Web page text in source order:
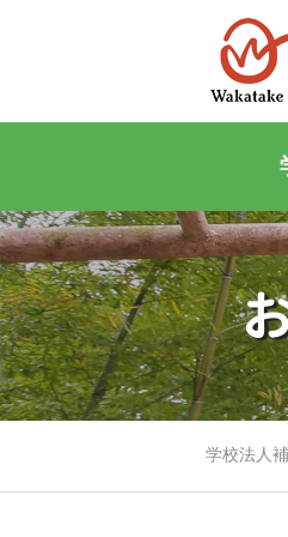
学校法人